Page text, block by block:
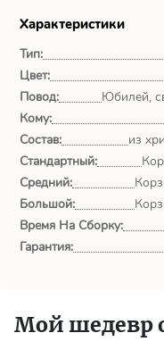
Спасибо сервису
world.ru, очень рада
выбрала Вас. Букет
изумительный!
обл.
Характеристики
Тип:
Цвет:
Повод:
Юбилей,
Кому:
Состав:
из
Стандартный:
Средний:
Большой:
Время На Сборку:
Гарантия:
Мой шедевр